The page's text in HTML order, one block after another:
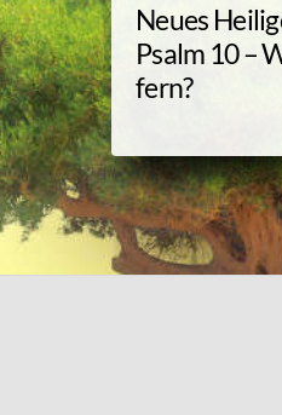
Neues
Psalm 10 –
fern?